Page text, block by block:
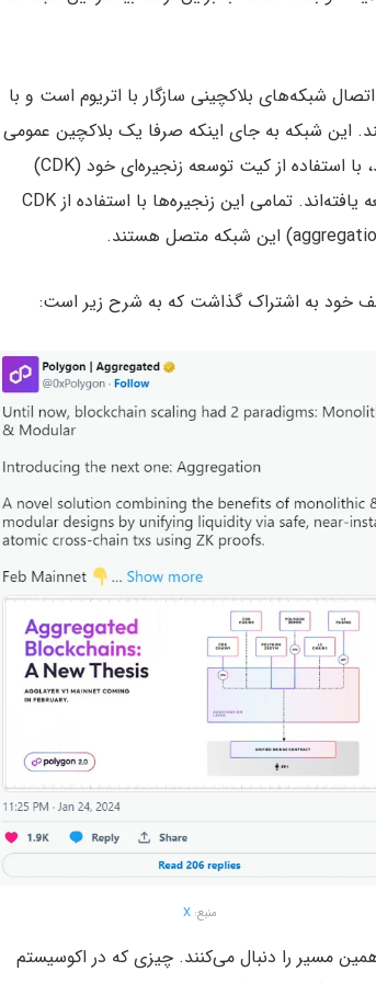
شبکه‌های بلاکچینی سازگار با اتریوم است و با
شبکه به جای اینکه صرفا یک بلاکچین عمومی
را به تمام برنامه‌های غیرمتمرکز و تیم‌های توسعه اختصاص دهد، با استفاده از کیت توسعه زنجیره‌ای خود (CDK)
زنجیره‌های جانبی مختلفی دارد که هرکدام با هدف خاصی توسعه یافته‌اند. تمامی این زنجیره‌ها با استفاده از CDK
خود به اشتراک گذاشت که به شرح زیر است:
منبع: X
این مسیر تنها نیست و بقیه بلاکچین‌های لایه ۲ نیز همین مسیر را دنبال می‌کنند. چیزی که در اکوسیستم